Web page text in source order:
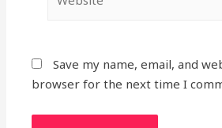
Save my name, email, and
browser for the next time I